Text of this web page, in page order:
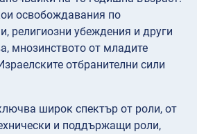
освобождавания по
религиозни убеждения и други
мнозинството от младите
отбранителни сили
широк спектър от роли, от
и поддържащи роли,